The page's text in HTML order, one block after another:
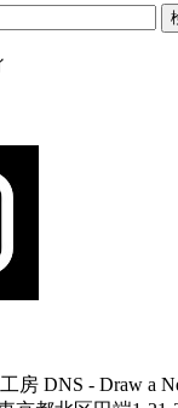
房 DNS - Draw a